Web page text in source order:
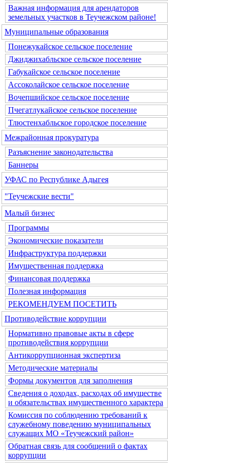
Важная информация для арендаторов
земельных участков в Теучежском районе!
Муниципальные образования
Понежукайское сельское поселение
Джиджихабльское сельское поселение
Габукайское сельское поселение
Ассоколайское сельское поселение
Вочепшийское сельское поселение
Пчегатлукайское сельское поселение
Тлюстенхабльское городское поселение
Межрайонная прокуратура
Разъяснение законодательства
Баннеры
УФАС по Республике Адыгея
"Теучежские вести"
Малый бизнес
Программы
Экономические показатели
Инфраструктура поддержки
Имущественная поддержка
Финансовая поддержка
Полезная информация
РЕКОМЕНДУЕМ ПОСЕТИТЬ
Противодействие коррупции
Нормативно правовые акты в сфере
противодействия коррупции
Антикоррупционная экспертиза
Методические материалы
Формы документов для заполнения
Сведения о доходах, расходах об имуществе
и обязательствах имущественного характера
Комиссия по соблюдению требований к
служебному поведению муниципальных
служащих МО «Теучежский район»
Обратная связь для сообщений о фактах
коррупции